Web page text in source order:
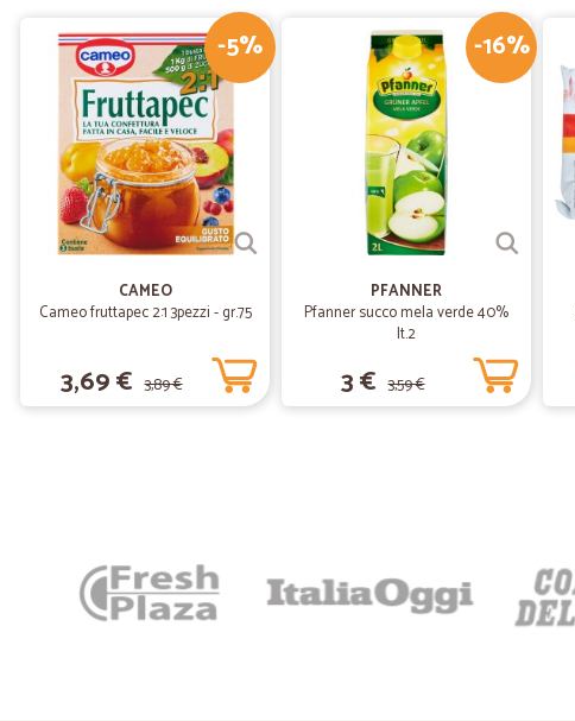
-5%
CAMEO
Cameo fruttapec 2:1 3pezzi - gr.75
3,69 € 3,89 €
-16%
PFANNER
Pfanner succo mela verde 40%
lt.2
3 € 3,59 €